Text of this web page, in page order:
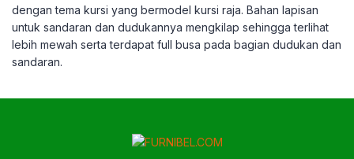
dengan tema kursi yang bermodel kursi raja. Bahan lapisan
untuk sandaran dan dudukannya mengkilap sehingga terlihat
lebih mewah serta terdapat full busa pada bagian dudukan dan
sandaran.